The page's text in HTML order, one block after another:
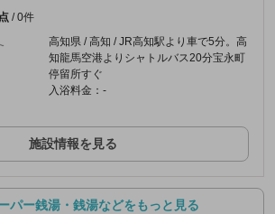
/0件
高知県 / 高知 / JR高知駅より車で5分。高
知龍馬空港よりシャトルバス20分宝永町
停留所すぐ
入浴料金：-
施設情報を見る
パー銭湯・銭湯などをもっと見る